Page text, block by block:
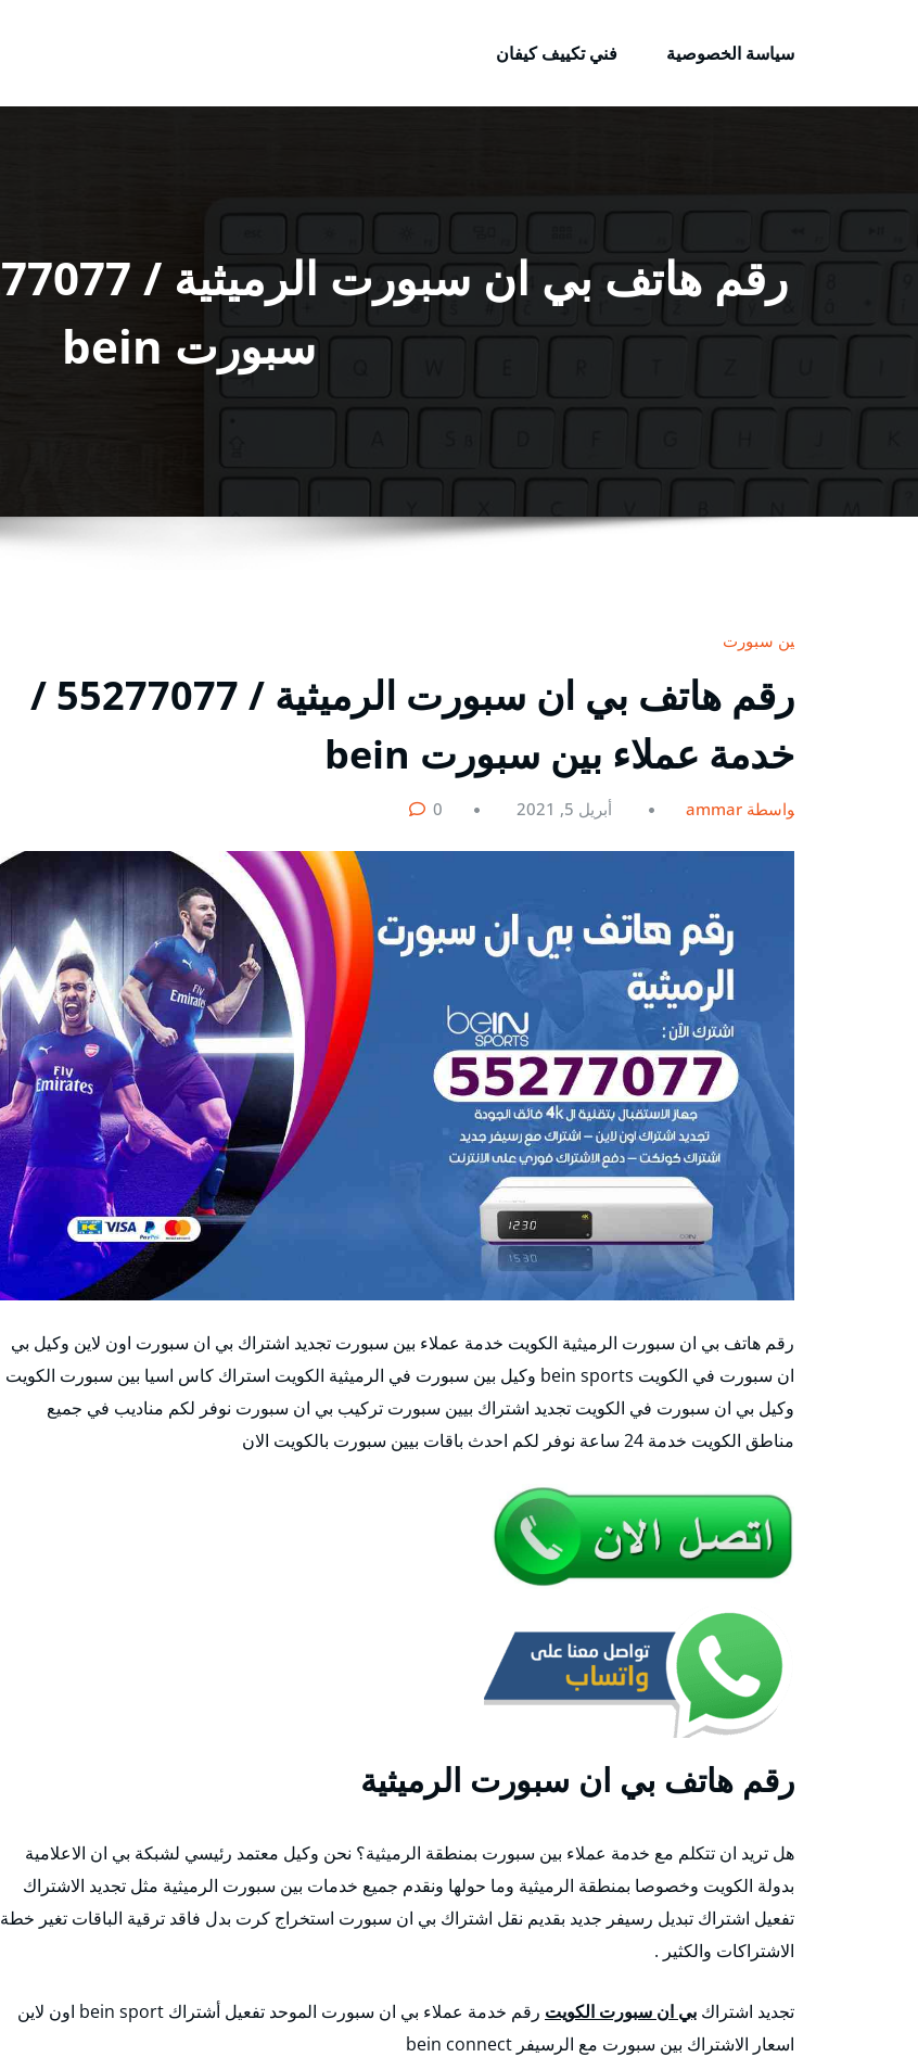
سياسة الخصوصية
فني تكييف كيفان
سبورت bein
بين سبورت
رقم هاتف بي ان سبورت الرميثية / 55277077 /
خدمة عملاء بين سبورت bein
بواسطة ammar أبريل 5, 2021 0
رقم هاتف بي ان سبورت الرميثية الكويت خدمة عملاء بين سبورت تجديد اشتراك بي ان سبورت اون لاين وكيل بي
ان سبورت في الكويت bein sports وكيل بين سبورت في الرميثية الكويت استراك كاس اسيا بين سبورت الكويت
وكيل بي ان سبورت في الكويت تجديد اشتراك بيين سبورت تركيب بي ان سبورت نوفر لكم مناديب في جميع
مناطق الكويت خدمة 24 ساعة نوفر لكم احدث باقات بيين سبورت بالكويت الان
رقم هاتف بي ان سبورت الرميثية
هل تريد ان تتكلم مع خدمة عملاء بين سبورت بمنطقة الرميثية؟ نحن وكيل معتمد رئيسي لشبكة بي ان الاعلامية
بدولة الكويت وخصوصا بمنطقة الرميثية وما حولها ونقدم جميع خدمات بين سبورت الرميثية مثل تجديد الاشتراك
تفعيل اشتراك تبديل رسيفر جديد بقديم نقل اشتراك بي ان سبورت استخراج كرت بدل فاقد ترقية الباقات تغير خطة
الاشتراكات والكثير .
تجديد اشتراك بي ان سبورت الكويت
رقم خدمة عملاء بي ان سبورت الموحد تفعيل أشتراك bein sport اون لاين
اسعار الاشتراك بين سبورت مع الرسيفر bein connect